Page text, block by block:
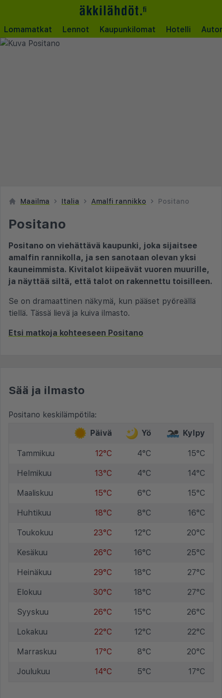
Lomamatkat Lennot Kaupunkilomat Hotelli
Maailma Italia Amalfi rannikko Positano
Positano
Positano on viehättävä kaupunki, joka sijaitsee
amalfin rannikolla, ja sen sanotaan olevan yksi
kauneimmista. Kivitalot kiipeävät vuoren muurille,
ja näyttää siltä, että talot on rakennettu toisilleen.
Se on dramaattinen näkymä, kun pääset pyöreällä
tiellä. Tässä lievä ja kuiva ilmasto.
Etsi matkoja kohteeseen Positano
Sää ja ilmasto
Positano keskilämpötila:
Päivä
Yö Kylpy
Tammikuu 12°C 4°C 15°C
Helmikuu 13°C 4°C 14°C
Maaliskuu 15°C 6°C 15°C
Huhtikuu 18°C 8°C 16°C
Toukokuu 23°C 12°C 20°C
Kesäkuu 26°C 16°C 25°C
Heinäkuu 29°C 18°C 27°C
Elokuu 30°C 18°C 27°C
Syyskuu 26°C 15°C 26°C
Lokakuu 22°C 12°C 22°C
Marraskuu 17°C 8°C 20°C
Joulukuu 14°C 5°C 17°C